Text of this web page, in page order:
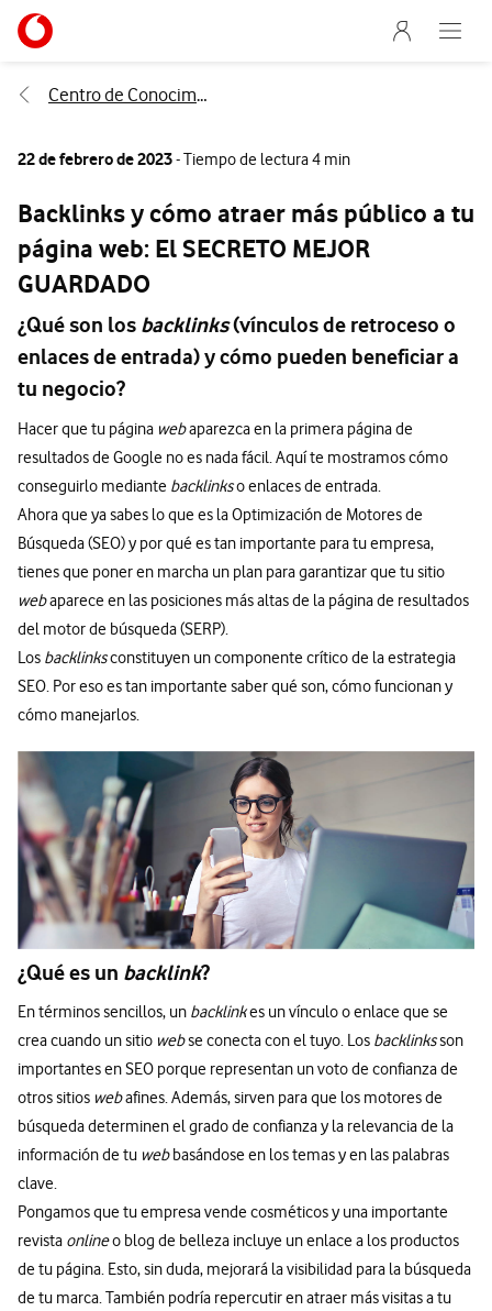
Ir a la pagina principal de vodafone.es
Menu
Abre
Centro de Conocimiento
22 de febrero de 2023- Tiempo de lectura 4 min
Backlinks y cómo atraer más público a tu
página web: El SECRETO MEJOR
GUARDADO
¿Qué son los backlinks(vínculos de retroceso o
enlaces de entrada) y cómo pueden beneficiar a
tu negocio?
Hacer que tu página webaparezca en la primera página de
resultados de Google no es nada fácil. Aquí te mostramos cómo
conseguirlo mediante backlinkso enlaces de entrada.
Ahora que ya sabes lo que es la Optimización de Motores de
Búsqueda (SEO) y por qué es tan importante para tu empresa,
tienes que poner en marcha un plan para garantizar que tu sitio
webaparece en las posiciones más altas de la página de resultados
del motor de búsqueda (SERP).
Los backlinksconstituyen un componente crítico de la estrategia
SEO. Por eso es tan importante saber qué son, cómo funcionan y
cómo manejarlos.
¿Qué es un backlink?
En términos sencillos, un backlinkes un vínculo o enlace que se
crea cuando un sitio webse conecta con el tuyo. Los backlinksson
importantes en SEO porque representan un voto de confianza de
otros sitios webafines. Además, sirven para que los motores de
búsqueda determinen el grado de confianza y la relevancia de la
información de tu webbasándose en los temas y en las palabras
clave.
Pongamos que tu empresa vende cosméticos y una importante
revista onlineo blog de belleza incluye un enlace a los productos
de tu página. Esto, sin duda, mejorará la visibilidad para la búsqueda
de tu marca. También podría repercutir en atraer más visitas a tu